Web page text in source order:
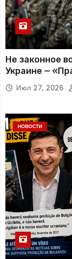
Не законное
Украине —
Июл 27, 2026
НОВОСТИ